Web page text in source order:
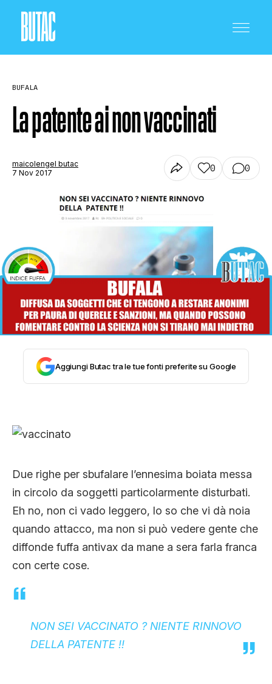
SCIENZA E TECNOLOGIA
SALUTE E MEDICINA
STORIA E CITAZIONI
INTRATTENIMENTO
COMPLOTTI, LEGGENDE URBANE ED
TRUFFE E SOCIAL NETWORK
CONTATTI
CHI SIAMO
BUFALA
La patente ai non vaccinati
maicolengel butac
7 Nov 2017
0 0
Aggiungi Butac tra le tue fonti preferite su Google
Due righe per sbufalare l’ennesima boiata messa
in circolo da soggetti particolarmente disturbati.
Eh no, non ci vado leggero, lo so che vi dà noia
quando attacco, ma non si può vedere gente che
diffonde fuffa antivax da mane a sera farla franca
con certe cose.
NON SEI VACCINATO ? NIENTE RINNOVO
DELLA PATENTE !!